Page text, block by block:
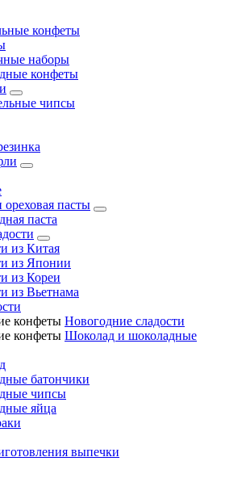
конфеты
наборы
конфеты
чипсы
пасты
паста
из Китая
из Японии
из Кореи
из Вьетнама
Новогодние сладости
Шоколад и шоколадные
батончики
чипсы
яйца
выпечки